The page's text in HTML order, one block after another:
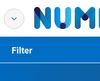
Filter